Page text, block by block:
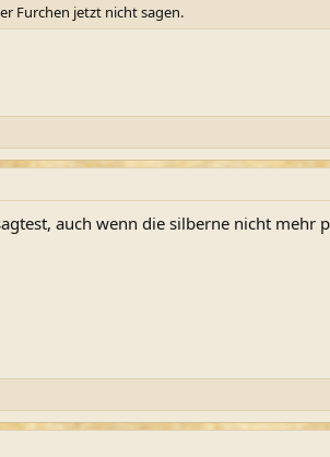
Furchen jetzt nicht sagen.
auch wenn die silberne nicht